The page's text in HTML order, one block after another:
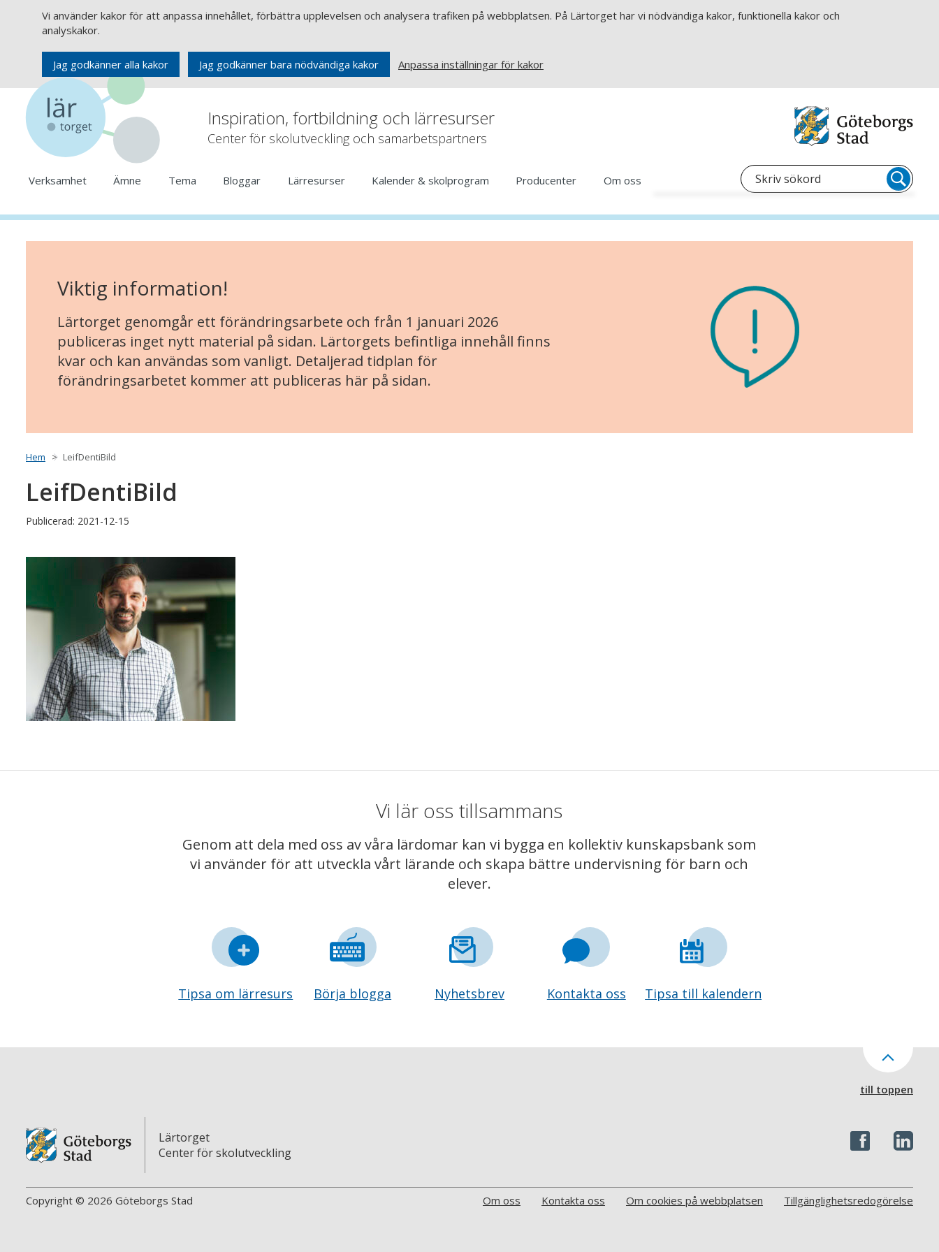
Vi använder kakor för att anpassa innehållet, förbättra upplevelsen och analysera trafiken på webbplatsen. På Lärtorget har vi nödvändiga kakor, funktionella kakor och
analyskakor.
Jag godkänner alla kakor Jag godkänner bara nödvändiga kakor Anpassa inställningar för kakor
Inspiration, fortbildning och lärresurser
Center för skolutveckling och samarbetspartners
Verksamhet Ämne Tema Bloggar Lärresurser Kalender & skolprogram Producenter Om oss
Viktig information!
Lärtorget genomgår ett förändringsarbete och från 1 januari 2026
publiceras inget nytt material på sidan. Lärtorgets befintliga innehåll finns
kvar och kan användas som vanligt. Detaljerad tidplan för
förändringsarbetet kommer att publiceras här på sidan.
Hem LeifDentiBild
LeifDentiBild
Publicerad: 2021-12-15
Vi lär oss tillsammans
Genom att dela med oss av våra lärdomar kan vi bygga en kollektiv kunskapsbank som
vi använder för att utveckla vårt lärande och skapa bättre undervisning för barn och
elever.
Tipsa om lärresurs Börja blogga Nyhetsbrev Kontakta oss Tipsa till kalendern
till toppen
Lärtorget
Center för skolutveckling
Copyright © 2026 Göteborgs Stad Om oss Kontakta oss Om cookies på webbplatsen Tillgänglighetsredogörelse